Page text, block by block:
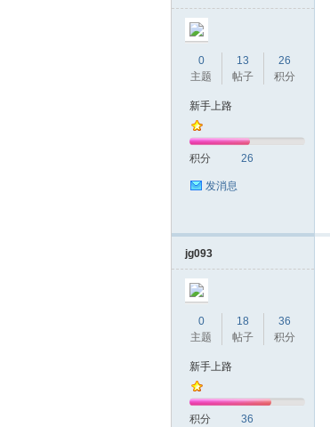
0
主题
13
帖子
26
积分
新手上路
积分 26
发消息
jg093
0
主题
18
帖子
36
积分
新手上路
积分 36